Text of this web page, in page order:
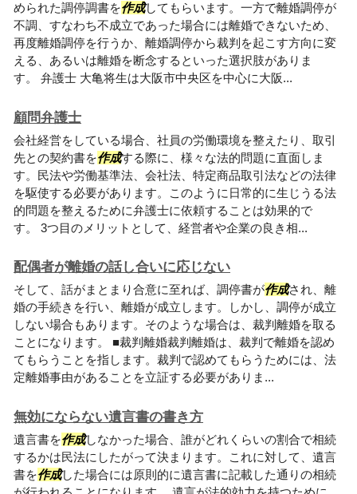
められた調停調書を作成してもらいます。一方で離婚調停が
不調、すなわち不成立であった場合には離婚できないため、
再度離婚調停を行うか、離婚調停から裁判を起こす方向に変
える、あるいは離婚を断念するといった選択肢がありま
す。 弁護士 大亀将生は大阪市中央区を中心に大阪...
顧問弁護士
会社経営をしている場合、社員の労働環境を整えたり、取引
先との契約書を作成する際に、様々な法的問題に直面しま
す。民法や労働基準法、会社法、特定商品取引法などの法律
を駆使する必要があります。このように日常的に生じうる法
的問題を整えるために弁護士に依頼することは効果的で
す。 3つ目のメリットとして、経営者や企業の良き相...
配偶者が離婚の話し合いに応じない
そして、話がまとまり合意に至れば、調停書が作成され、離
婚の手続きを行い、離婚が成立します。しかし、調停が成立
しない場合もあります。そのような場合は、裁判離婚を取る
ことになります。 ■裁判離婚裁判離婚は、裁判で離婚を認め
てもらうことを指します。裁判で認めてもらうためには、法
定離婚事由があることを立証する必要がありま...
無効にならない遺言書の書き方
遺言書を作成しなかった場合、誰がどれくらいの割合で相続
するかは民法にしたがって決まります。これに対して、遺言
書を作成した場合には原則的に遺言書に記載した通りの相続